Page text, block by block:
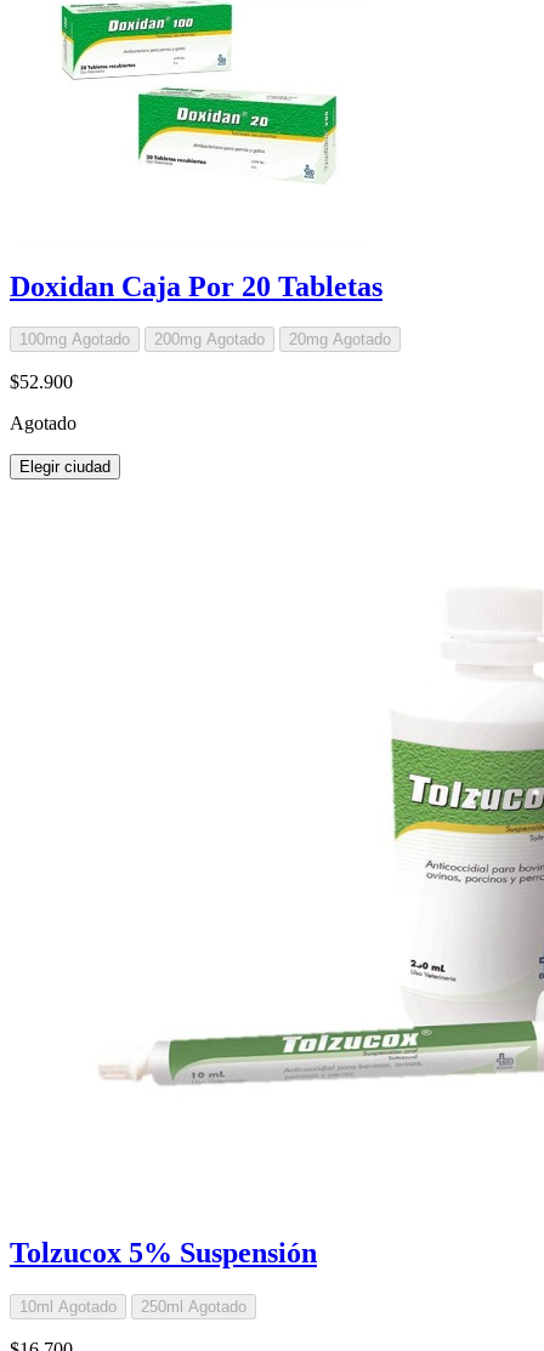
Doxidan Caja Por 20 Tabletas
100mg Agotado 200mg Agotado 20mg Agotado
$52.900
Agotado
Elegir ciudad
Tolzucox 5% Suspensión
10ml Agotado 250ml Agotado